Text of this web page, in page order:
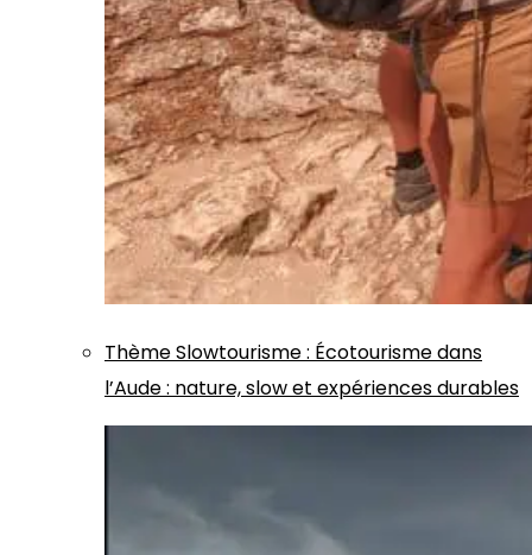
ThèmeSlowtourisme: Écotourisme dans
l’Aude : nature, slow et expériences durables